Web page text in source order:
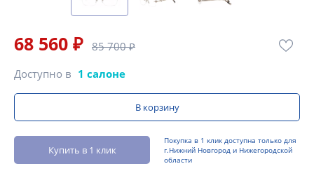
68 560 ₽ 85 700 ₽
Доступно в 1 салоне
В корзину
Купить в 1 клик
Покупка в 1 клик доступна только для
г.Нижний Новгород и Нижегородской
области